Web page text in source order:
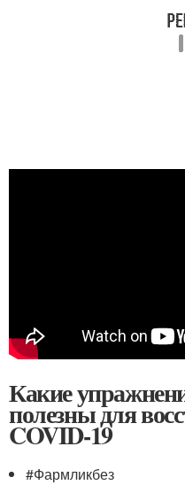
Какие
полезны для
COVID-19
#Фармликбез